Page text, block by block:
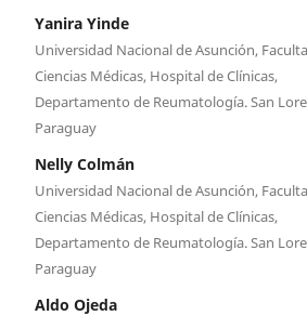
Yanira Yinde
Universidad Nacional de Asunción,
Ciencias Médicas, Hospital de Clínicas,
Departamento de Reumatología. San
Paraguay
Nelly Colmán
Universidad Nacional de Asunción,
Ciencias Médicas, Hospital de Clínicas,
Departamento de Reumatología. San
Paraguay
Aldo Ojeda